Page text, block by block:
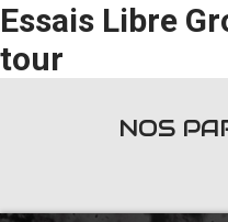
RÉSULTATS
PHOTOS / WEB TV
Essais Libre
tour
NOS